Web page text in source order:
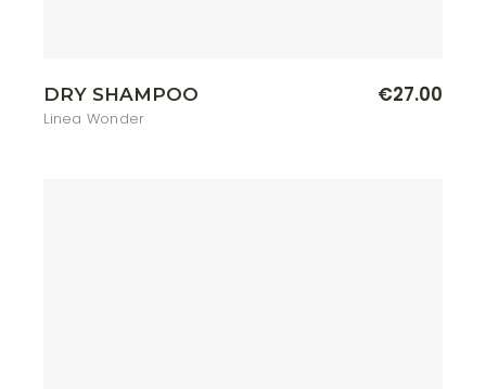
DRY SHAMPOO
Linea Wonder
€27.00